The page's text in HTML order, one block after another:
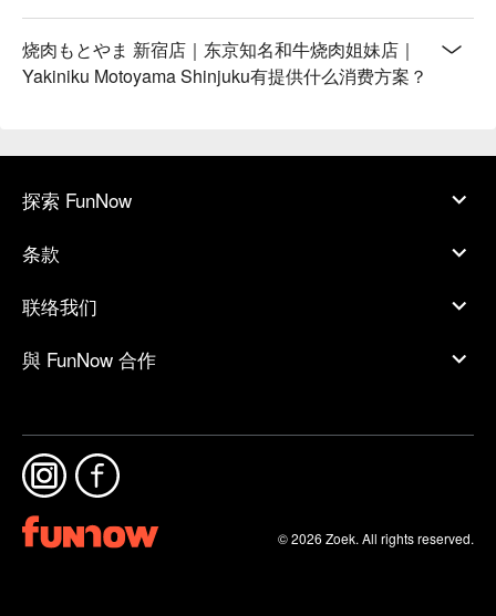
烧肉もとやま 新宿店｜东京知名和牛烧肉姐妹店｜
Yakiniku Motoyama Shinjuku有提供什么消费方案？
探索 FunNow
条款
联络我们
與 FunNow 合作
© 2026 Zoek. All rights reserved.